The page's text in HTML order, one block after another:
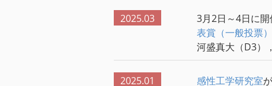
2025.03 3月2日～4日に開
表賞（一般投票）
河盛真大（D3）
2025.01 感性工学研究室